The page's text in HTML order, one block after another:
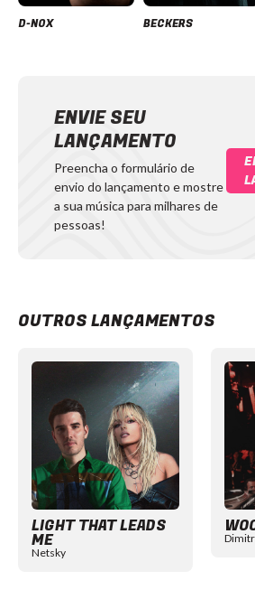
D-NOX BECKERS
ENVIE SEU
LANÇAMENTO
Preencha o formulário de
envio do lançamento e mostre
a sua música para milhares de
pessoas!
OUTROS LANÇAMENTOS
LIGHT THAT LEADS
ME
Netsky